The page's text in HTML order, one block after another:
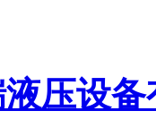
压设